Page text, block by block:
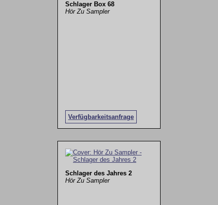
Schlager Box 68
Hör Zu Sampler
Verfügbarkeitsanfrage
Schlager des Jahres 2
Hör Zu Sampler